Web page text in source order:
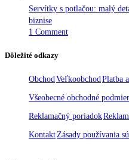
Servítky s potlačou: malý
biznise
1 Comment
Dôležité odkazy
ObchodVeľkoobchodPlatba
Všeobecné obchodné
Reklamačný poriadok
KontaktZásady používania